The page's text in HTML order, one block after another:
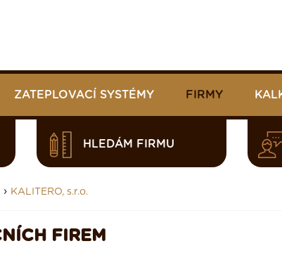
ZATEPLOVACÍ SYSTÉMY FIRMY
HLEDÁM FIRMU
› KALITERO, s.r.o.
FIREM